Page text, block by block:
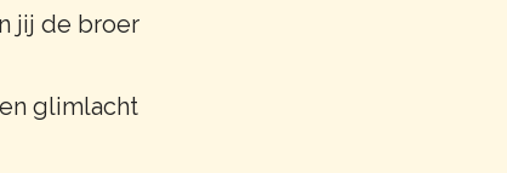
jij de broer
glimlacht